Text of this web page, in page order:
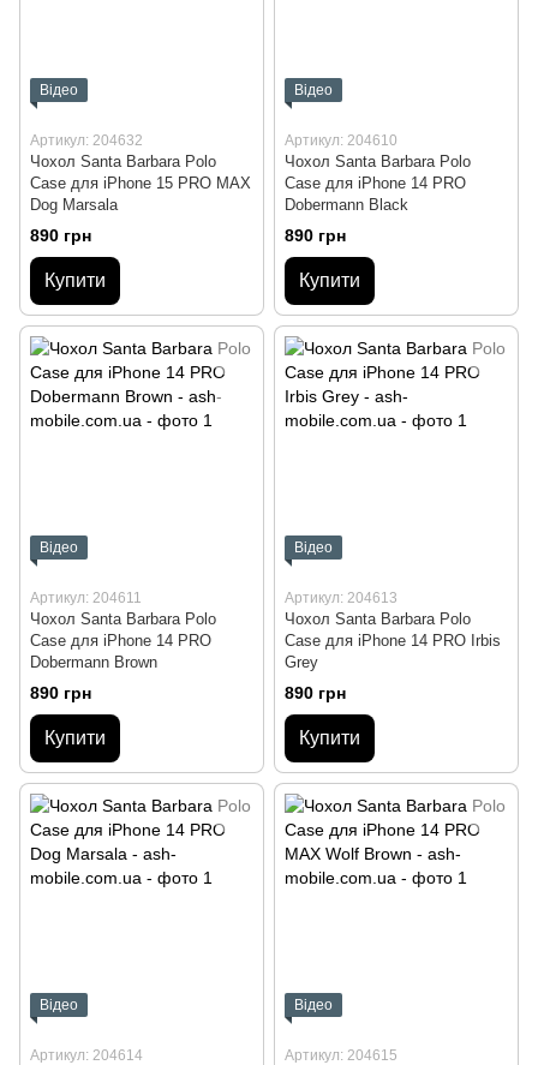
Відео
Артикул: 204632
Чохол Santa Barbara Polo
Case для iPhone 15 PRO MAX
Dog Marsala
890 грн
Купити
Відео
Артикул: 204610
Чохол Santa Barbara Polo
Case для iPhone 14 PRO
Dobermann Black
890 грн
Купити
Відео
Артикул: 204611
Чохол Santa Barbara Polo
Case для iPhone 14 PRO
Dobermann Brown
890 грн
Купити
Відео
Артикул: 204613
Чохол Santa Barbara Polo
Case для iPhone 14 PRO Irbis
Grey
890 грн
Купити
Відео
Артикул: 204614
Відео
Артикул: 204615